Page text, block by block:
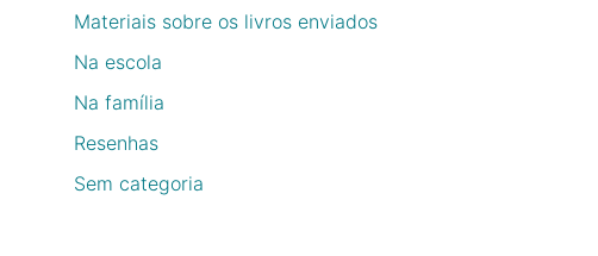
Materiais sobre os livros enviados
Na escola
Na família
Resenhas
Sem categoria